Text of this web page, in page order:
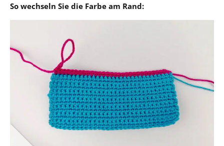
So wechseln Sie die Farbe am Rand: